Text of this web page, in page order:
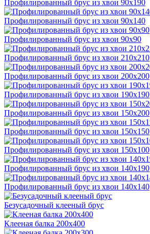
Профилированный брус из хвои 90x190
Профилированный брус из хвои 90x140
Профилированный брус из хвои 90x90
Профилированный брус из хвои 210x210
Профилированный брус из хвои 200x200
Профилированный брус из хвои 190x190
Профилированный брус из хвои 150x200
Профилированный брус из хвои 150x150
Профилированный брус из хвои 150x100
Профилированный брус из хвои 140x190
Профилированный брус из хвои 140x140
Безусадочный клееный брус
Клееная балка 200x400